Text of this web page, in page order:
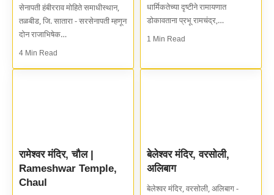
सेनापती हंबीरराव मोहिते समाधीस्थान,
तळबीड, जि. सातारा - सरसेनापती म्हणून
दोन राजाभिषेक…
4 Min Read
धार्मिकतेच्या दृष्टीने रामायणात
डोकावताना प्रभू रामचंद्र,…
1 Min Read
रामेश्वर मंदिर, चौल |
Rameshwar Temple,
Chaul
बेलेश्वर मंदिर, वरसोली,
अलिबाग
बेलेश्वर मंदिर, वरसोली, अलिबाग -